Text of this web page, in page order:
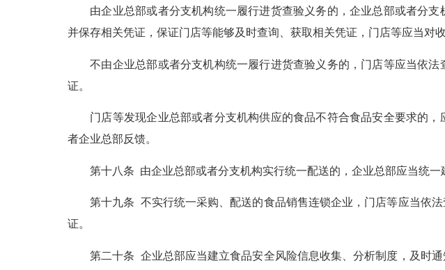
由企业总部或者分支机构统一履行进货查验义务的，企业总部或者分支
并保存相关凭证，保证门店等能够及时查询、获取相关凭证，门店等应当对
不由企业总部或者分支机构统一履行进货查验义务的，门店等应当依法
证。
门店等发现企业总部或者分支机构供应的食品不符合食品安全要求的，
者企业总部反馈。
第十八条 由企业总部或者分支机构实行统一配送的，企业总部应当统一
第十九条 不实行统一采购、配送的食品销售连锁企业，门店等应当依法
证。
第二十条 企业总部应当建立食品安全风险信息收集、分析制度，及时通